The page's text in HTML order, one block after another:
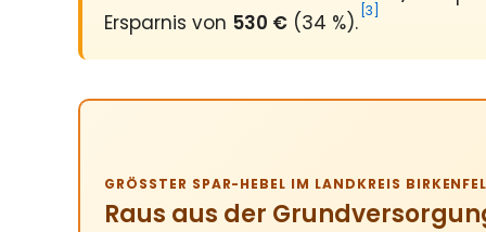
Ersparnis von 530 € (34 %). [3]
GRÖSSTER SPAR-HEBEL IM LANDKREIS
Raus aus der